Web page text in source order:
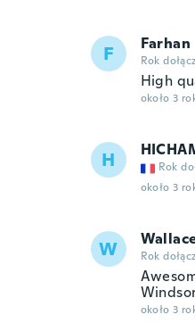
F Farhan
Rok
High
około 3
H Rok
około 3
W Rok
około 3